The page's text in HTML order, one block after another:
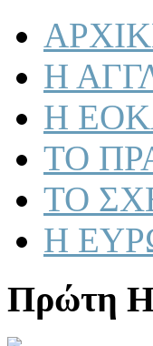
Η
Η
ΤΟ
ΤΟ
Η
Πρώτη